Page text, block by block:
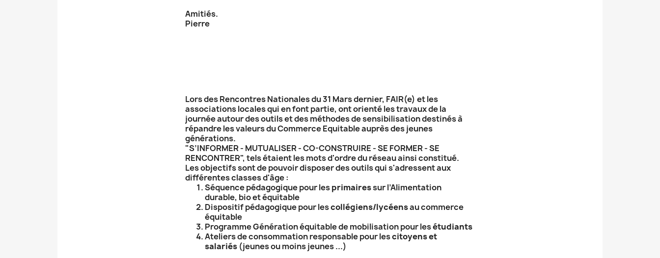
Amitiés.
Pierre
Lors des Rencontres Nationales du 31 Mars dernier, FAIR(e) et les
associations locales qui en font partie, ont orienté les travaux de la
journée autour des outils et des méthodes de sensibilisation destinés à
répandre les valeurs du Commerce Equitable auprès des jeunes
générations.
"S’INFORMER - MUTUALISER - CO-CONSTRUIRE - SE FORMER - SE
RENCONTRER", tels étaient les mots d'ordre du réseau ainsi constitué.
Les objectifs sont de pouvoir disposer des outils qui s'adressent aux
différentes classes d'âge :
Séquence pédagogique pour lesprimairessur l’Alimentation
durable, bio et équitable
Dispositif pédagogique pour lescollégiens/lycéensau commerce
équitable
Programme Génération équitable de mobilisation pour lesétudiants
Ateliers de consommation responsable pour lescitoyens et
salariés (jeunes ou moins jeunes ...)